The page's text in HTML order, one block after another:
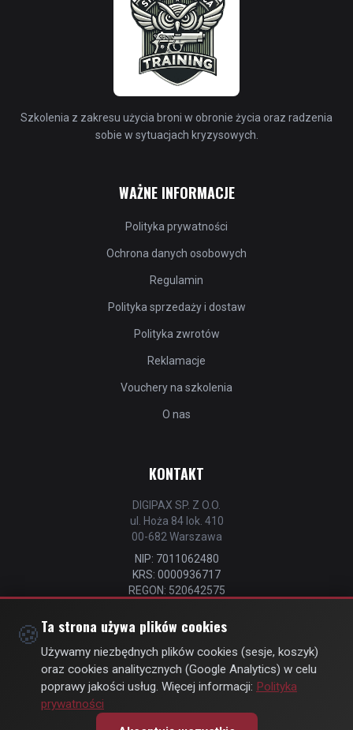
Szkolenia z zakresu użycia broni w obronie życia oraz radzenia
sobie w sytuacjach kryzysowych.
WAŻNE INFORMACJE
Polityka prywatności
Ochrona danych osobowych
Regulamin
Polityka sprzedaży i dostaw
Polityka zwrotów
Reklamacje
Vouchery na szkolenia
O nas
KONTAKT
DIGIPAX SP. Z O.O.
ul. Hoża 84 lok. 410
00-682 Warszawa
NIP: 7011062480
KRS: 0000936717
REGON: 520642575
📧
kontakt@strefastrzelca.pl
📞 732 106 076
© Copyright 2026 | byDIGIPAX| All Rights Reserved
🍪Ta strona używa plików cookies
Używamy niezbędnych plików cookies (sesje, koszyk)
oraz cookies analitycznych (Google Analytics) w celu
poprawy jakości usług. Więcej informacji: Polityka
prywatności